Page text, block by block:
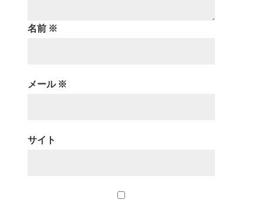
名前 ※
メール ※
サイト